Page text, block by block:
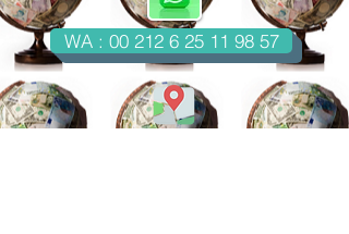
WA : 00 212 6 25 11 98 57